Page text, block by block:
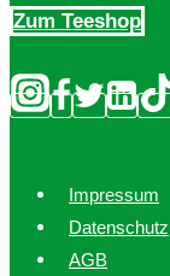
Zum Teeshop
Impressum
Datenschutz
AGB